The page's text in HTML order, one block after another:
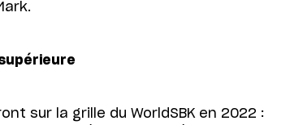
sur la grille du WorldSBK en 2022 :